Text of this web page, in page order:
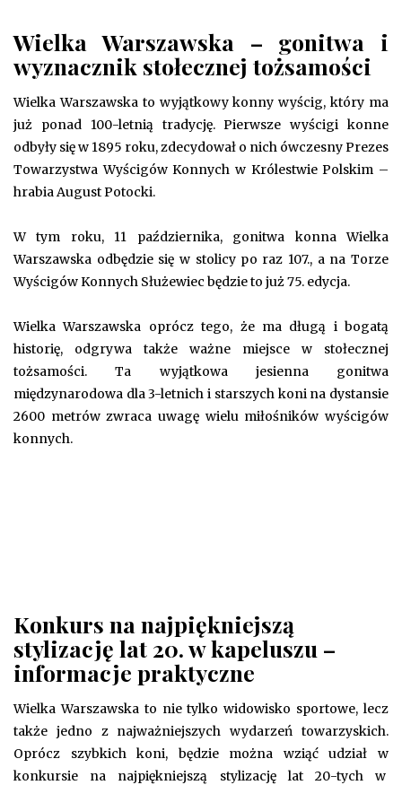
Wielka Warszawska – gonitwa i
wyznacznik stołecznej tożsamości
Wielka Warszawska to wyjątkowy konny wyścig, który ma
już ponad 100-letnią tradycję. Pierwsze wyścigi konne
odbyły się w 1895 roku, zdecydował o nich ówczesny Prezes
Towarzystwa Wyścigów Konnych w Królestwie Polskim –
hrabia August Potocki.
W tym roku, 11 października, gonitwa konna Wielka
Warszawska odbędzie się w stolicy po raz 107., a na Torze
Wyścigów Konnych Służewiec będzie to już 75. edycja.
Wielka Warszawska oprócz tego, że ma długą i bogatą
historię, odgrywa także ważne miejsce w stołecznej
tożsamości. Ta wyjątkowa jesienna gonitwa
międzynarodowa dla 3-letnich i starszych koni na dystansie
2600 metrów zwraca uwagę wielu miłośników wyścigów
konnych.
Konkurs na najpiękniejszą
stylizację lat 20. w kapeluszu –
informacje praktyczne
Wielka Warszawska to nie tylko widowisko sportowe, lecz
także jedno z najważniejszych wydarzeń towarzyskich.
Oprócz szybkich koni, będzie można wziąć udział w
konkursie na najpiękniejszą stylizację lat 20-tych w